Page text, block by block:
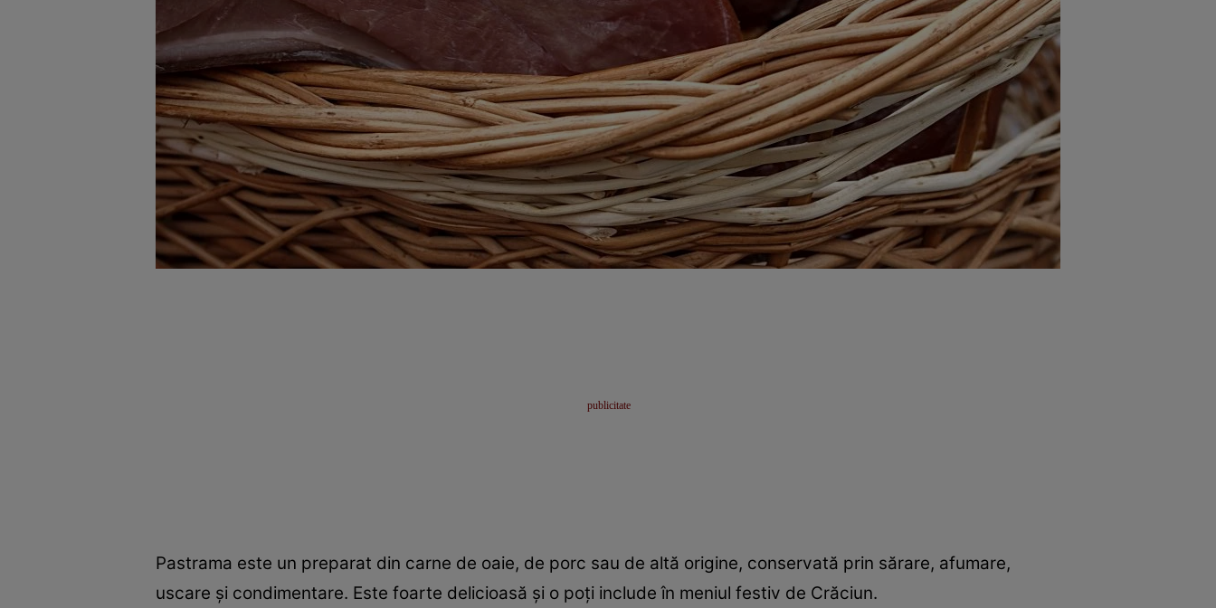
Pastrama este un preparat din carne de oaie, de porc sau de altă origine, conservată prin sărare, afumare,
uscare şi condimentare. Este foarte delicioasă şi o poţi include în meniul festiv de Crăciun.